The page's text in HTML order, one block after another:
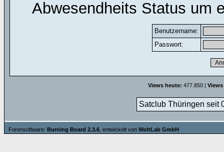
Abwesendheits Status um
Benutzername:
Passwort:
Views heute: 477.850 |
Satclub Thüringen seit
Forensoftware: Burning Board 2.3.6 , entwickelt von WoltLab GmbH